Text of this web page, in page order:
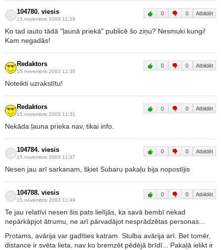
104780. viesis
15.novembris 2003 11:28
0 0 Atbildēt
Ko tad iauto tādā "ļaunā priekā" publicē šo ziņu? Nesmuki kungi!
Kam negadās!
Redaktors
15.novembris 2003 11:30
0 0 Atbildēt
Noteikti uzrakstītu!
Redaktors
15.novembris 2003 11:31
0 0 Atbildēt
Nekāda ļauna prieka nav, tikai info.
104784. viesis
15.novembris 2003 11:37
0 0 Atbildēt
Nesen jau arī sarkanam, šķiet Subaru pakaļu bija nopostījis
104788. viesis
15.novembris 2003 11:49
0 0 Atbildēt
Te jau relatīvi nesen šis pats lielījās, ka savā bembī nekad
nepārkāpjot ātrumu, ne arī pārvadājot nesprādzētas personas...
Protams, avārija var gadīties katram. Stulba avārija arī. Bet tomēr,
distance ir svēta lieta, nav ko bremzēt pēdējā brīdī... Pakaļā ielikt ir